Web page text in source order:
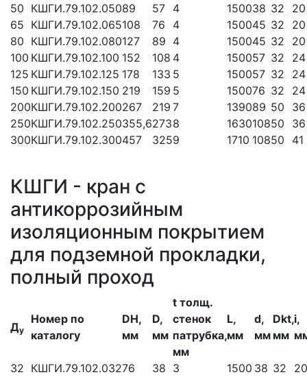
50 КШГИ.79.102.05089 57 4 150038 32
20
65 КШГИ.79.102.065108 76 4 150045 32
20
80 КШГИ.79.102.080127 89 4 150045 32
20
100 КШГИ.79.102.100 152 108 4 150057 32
24
125 КШГИ.79.102.125 178 133 5 150057 32
24
150 КШГИ.79.102.150 219 159 5 150076 32
24
200КШГИ.79.102.200267 219 7 139089 50
36
250КШГИ.79.102.250355,62738 163010850
36
300КШГИ.79.102.300457 3259 1710 10850 41
КШГИ - кран с
антикоррозийным
изоляционным покрытием
для подземной прокладки,
полный проход
Ду
Номер по
каталогу
DH,
мм
D,
мм
t толщ.
стенок
патрубка,
мм
L,
мм
d,
мм
Dkt,
мм
i,
32 КШГИ.79.102.03276 38 3 1500 38 32
20